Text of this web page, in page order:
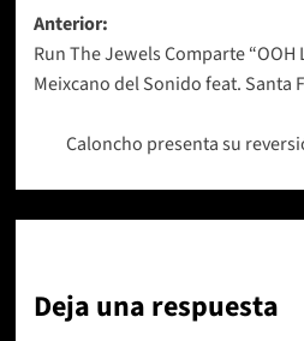
Navegación
de
entradas
Anterior:
Run The Jewels Comparte “OOH
Meixcano del Sonido feat. Santa
Caloncho presenta su
Deja una respuesta